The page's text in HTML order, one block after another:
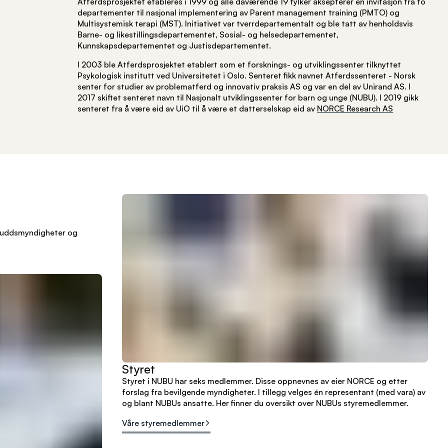
departementer til nasjonal implementering av Parent management training (PMTO) og
Multisystemisk terapi (MST). Initiativet var tverrdepartementalt og ble tatt av henholdsvis
Barne- og likestillingsdepartementet, Sosial- og helsedepartementet,
Kunnskapsdepartementet og Justisdepartementet.
I 2003 ble Atferdsprosjektet etablert som et forsknings- og utviklingssenter tilknyttet
Psykologisk institutt ved Universitetet i Oslo. Senteret fikk navnet Atferdssenteret - Norsk
senter for studier av problematferd og innovativ praksis AS og var en del av Unirand AS. I
2017 skiftet senteret navn til Nasjonalt utviklingssenter for barn og unge (NUBU). I 2019 gikk
senteret fra å være eid av UiO til å være et datterselskap eid av NORCE Research AS
og
Styret
Styret i NUBU har seks medlemmer. Disse oppnevnes av eier NORCE og etter
forslag fra bevilgende myndigheter. I tillegg velges én representant (med vara) av
og blant NUBUs ansatte. Her finner du oversikt over NUBUs styremedlemmer.
Våre styremedlemmer